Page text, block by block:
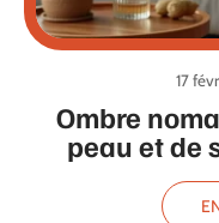
Ombre
peau et de
17